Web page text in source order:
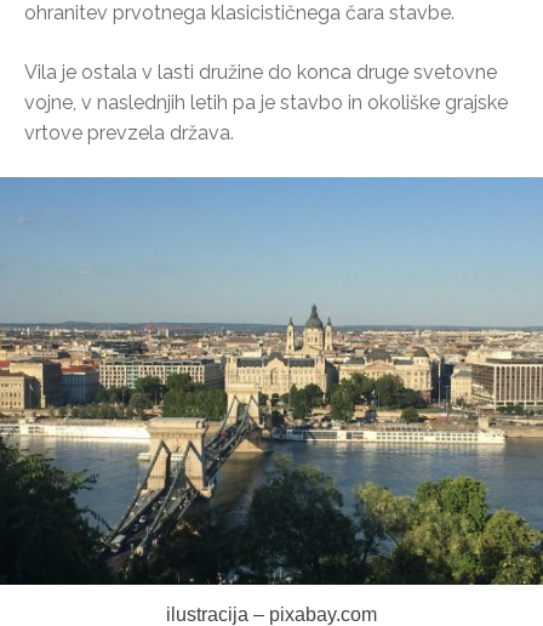
ohranitev prvotnega klasicističnega čara stavbe.
Vila je ostala v lasti družine do konca druge svetovne
vojne, v naslednjih letih pa je stavbo in okoliške grajske
vrtove prevzela država.
ilustracija – pixabay.com